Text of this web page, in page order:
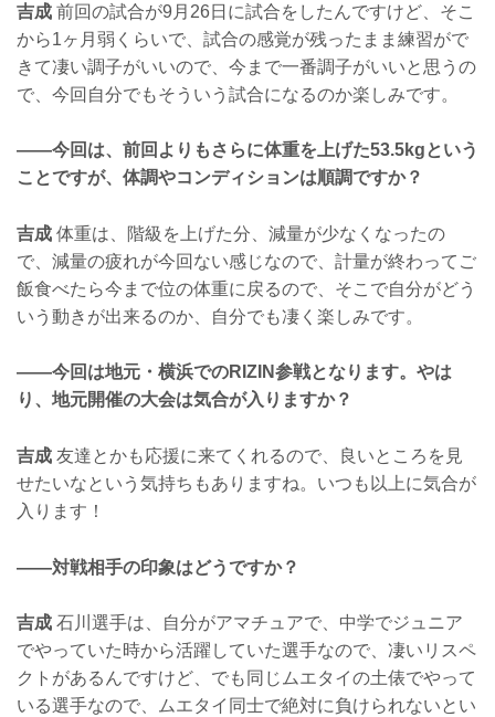
吉成 前回の試合が9月26日に試合をしたんですけど、そこ
から1ヶ月弱くらいで、試合の感覚が残ったまま練習がで
きて凄い調子がいいので、今まで一番調子がいいと思うの
で、今回自分でもそういう試合になるのか楽しみです。
——今回は、前回よりもさらに体重を上げた53.5kgという
ことですが、体調やコンディションは順調ですか？
吉成 体重は、階級を上げた分、減量が少なくなったの
で、減量の疲れが今回ない感じなので、計量が終わってご
飯食べたら今まで位の体重に戻るので、そこで自分がどう
いう動きが出来るのか、自分でも凄く楽しみです。
——今回は地元・横浜でのRIZIN参戦となります。やは
り、地元開催の大会は気合が入りますか？
吉成 友達とかも応援に来てくれるので、良いところを見
せたいなという気持ちもありますね。いつも以上に気合が
入ります！
——対戦相手の印象はどうですか？
吉成 石川選手は、自分がアマチュアで、中学でジュニア
でやっていた時から活躍していた選手なので、凄いリスペ
クトがあるんですけど、でも同じムエタイの土俵でやって
いる選手なので、ムエタイ同士で絶対に負けられないとい